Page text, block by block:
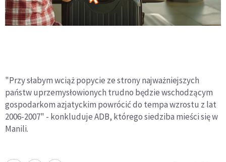
"Przy słabym wciąż popycie ze strony najważniejszych
państw uprzemysłowionych trudno będzie wschodzącym
gospodarkom azjatyckim powrócić do tempa wzrostu z lat
2006-2007" - konkluduje ADB, którego siedziba mieści się w
Manili.